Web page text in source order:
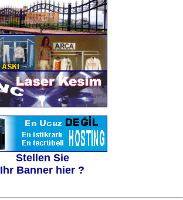
Stellen Sie
Ihr Banner hier ?